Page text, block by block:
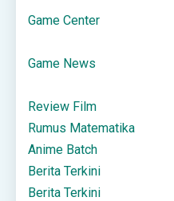
Game Center
Game News
Review Film
Rumus Matematika
Anime Batch
Berita Terkini
Berita Terkini